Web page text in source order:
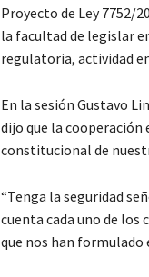
Proyecto de Ley 7752/
la facultad de legislar
regulatoria, actividad
En la sesión Gustavo
dijo que la cooperación
constitucional de
“Tenga la seguridad
cuenta cada uno de los
que nos han formulado